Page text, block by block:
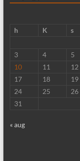
h
K s
3
4 5
10
11 12
17
18 19
24
25 26
31
« aug